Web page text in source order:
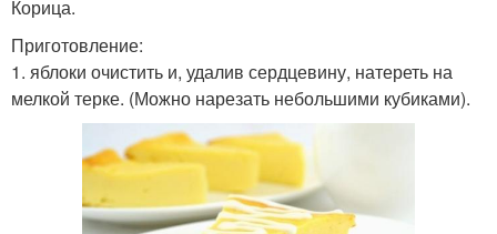
Корица.
Приготовление:
1. яблоки очистить и, удалив сердцевину, натереть на
мелкой терке. (Можно нарезать небольшими кубиками).